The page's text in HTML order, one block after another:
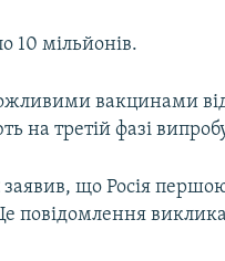
10 мільйонів.
вакцинами
на третій фазі
заявив, що Росія першою
повідомлення